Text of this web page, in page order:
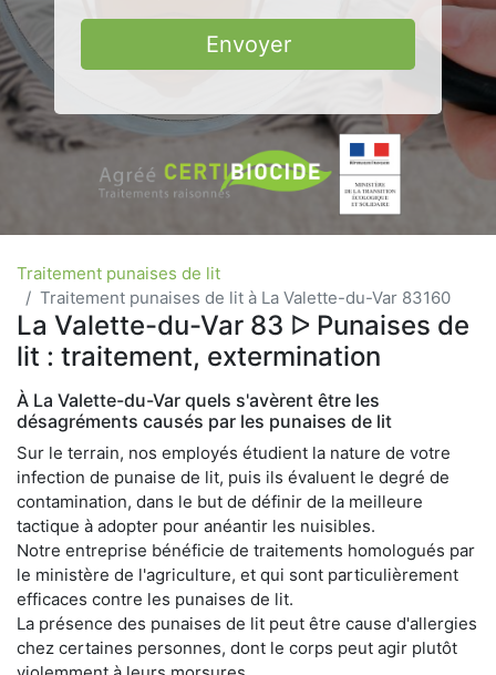
Envoyer
Traitement punaises de lit
Traitement punaises de lit à La Valette-du-Var 83160
La Valette-du-Var 83 ᐅ Punaises de
lit : traitement, extermination
À La Valette-du-Var quels s'avèrent être les
désagréments causés par les punaises de lit
Sur le terrain, nos employés étudient la nature de votre
infection de punaise de lit, puis ils évaluent le degré de
contamination, dans le but de définir de la meilleure
tactique à adopter pour anéantir les nuisibles.
Notre entreprise bénéficie de traitements homologués par
le ministère de l'agriculture, et qui sont particulièrement
efficaces contre les punaises de lit.
La présence des punaises de lit peut être cause d'allergies
chez certaines personnes, dont le corps peut agir plutôt